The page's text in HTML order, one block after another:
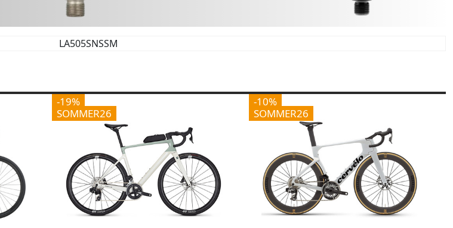
LA505SNSSM
-19%
SOMMER26
-10%
SOMMER26